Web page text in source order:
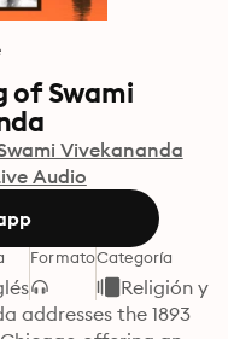
of Swami
Vivekananda
Audio
FormatoCategoría
Religión y
addresses the 1893